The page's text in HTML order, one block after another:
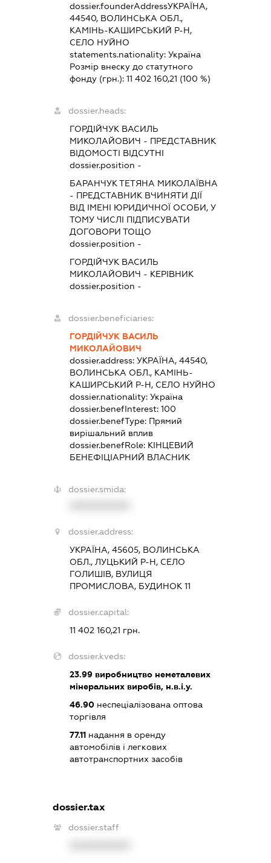
dossier.founderAddressУКРАЇНА,
44540, ВОЛИНСЬКА ОБЛ.,
КАМІНЬ-КАШИРСЬКИЙ Р-Н,
СЕЛО НУЙНО
statements.nationality: Україна
Розмір внеску до статутного
фонду (грн.): 11 402 160,21 (100 %)
dossier.heads:
ГОРДІЙЧУК ВАСИЛЬ
МИКОЛАЙОВИЧ - ПРЕДСТАВНИК
ВІДОМОСТІ ВІДСУТНІ
dossier.position -
БАРАНЧУК ТЕТЯНА МИКОЛАЇВНА
- ПРЕДСТАВНИК ВЧИНЯТИ ДІЇ
ВІД ІМЕНІ ЮРИДИЧНОЇ ОСОБИ, У
ТОМУ ЧИСЛІ ПІДПИСУВАТИ
ДОГОВОРИ ТОЩО
dossier.position -
ГОРДІЙЧУК ВАСИЛЬ
МИКОЛАЙОВИЧ - КЕРІВНИК
dossier.position -
dossier.beneficiaries:
ГОРДІЙЧУК ВАСИЛЬ
МИКОЛАЙОВИЧ
dossier.address: УКРАЇНА, 44540,
ВОЛИНСЬКА ОБЛ., КАМІНЬ-
КАШИРСЬКИЙ Р-Н, СЕЛО НУЙНО
dossier.nationality: Україна
dossier.benefInterest: 100
dossier.benefType: Прямий
вирішальний вплив
dossier.benefRole: КІНЦЕВИЙ
БЕНЕФІЦІАРНИЙ ВЛАСНИК
dossier.smida:
dossier.address:
УКРАЇНА, 45605, ВОЛИНСЬКА
ОБЛ., ЛУЦЬКИЙ Р-Н, СЕЛО
ГОЛИШІВ, ВУЛИЦЯ
ПРОМИСЛОВА, БУДИНОК 11
dossier.capital:
11 402 160,21 грн.
dossier.kveds:
23.99виробництво неметалевих
мінеральних виробів, н.в.і.у.
46.90неспеціалізована оптова
торгівля
77.11надання в оренду
автомобілів і легкових
автотранспортних засобів
dossier.tax
dossier.staff